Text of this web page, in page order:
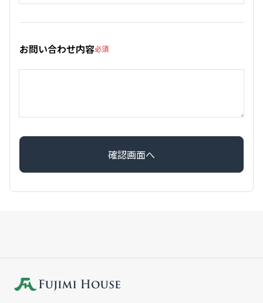
お問い合わせ内容必須
確認画面へ